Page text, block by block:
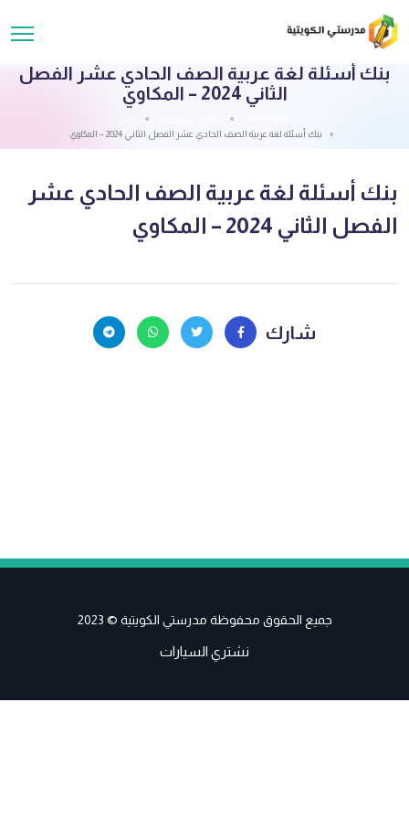
بنك أسئلة لغة عربية الصف الحادي عشر الفصل
الثاني 2024 – المكاوي
بنك أسئلة لغة عربية الصف الحادي عشر الفصل الثاني 2024 – المكاوي
بنك أسئلة لغة عربية الصف الحادي عشر
الفصل الثاني 2024 – المكاوي
شارك
جميع الحقوق محفوظة مدرستي الكويتية © 2023
نشتري السيارات